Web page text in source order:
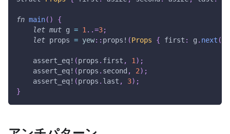
fn main( )
{
let mut g = 1..=3;
let props = yew:: props! (Props { first : g . next (
assert_eq! (props . first , 1) ;
assert_eq! (props . second , 2) ;
assert_eq! (props . last , 3) ;
}